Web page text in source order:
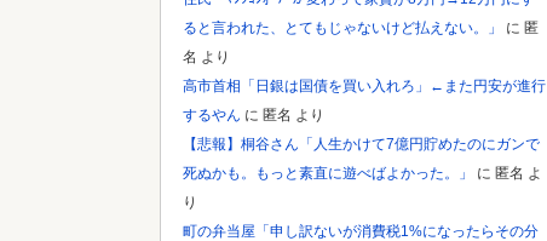
ると言われた、とてもじゃないけど払えない。」
に 匿
名 より
高市首相「日銀は国債を買い入れろ」←また円安が進行
するやん に 匿名 より
【悲報】桐谷さん「人生かけて7億円貯めたのにガンで
死ぬかも。もっと素直に遊べばよかった。」
に 匿名 よ
り
町の弁当屋「申し訳ないが消費税1%になったらその分